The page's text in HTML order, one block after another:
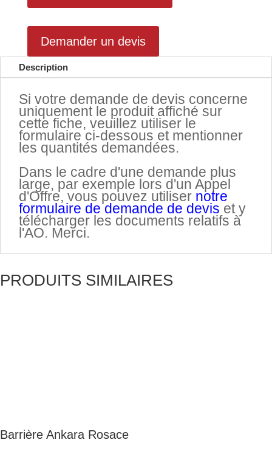
Demander un devis
Description
Si votre demande de devis concerne
uniquement le produit affiché sur
cette fiche, veuillez utiliser le
formulaire ci-dessous et mentionner
les quantités demandées.
Dans le cadre d'une demande plus
large, par exemple lors d'un Appel
d'Offre, vous pouvez utiliser notre
formulaire de demande de devis et y
télécharger les documents relatifs à
l'AO. Merci.
PRODUITS SIMILAIRES
Barrière Ankara Rosace